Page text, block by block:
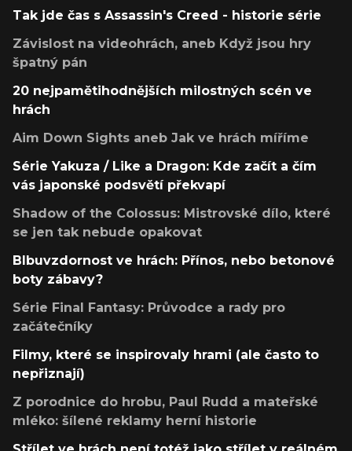
Tak jde čas s Assassin's Creed - historie série
Závislost na videohrách, aneb Když jsou hry
špatný pán
20 nejpamětihodnějších milostných scén ve
hrách
Aim Down Sights aneb Jak ve hrách míříme
Série Yakuza / Like a Dragon: Kde začít a čím
vás japonské podsvětí překvapí
Shadow of the Colossus: Mistrovské dílo, které
se jen tak nebude opakovat
Blbuvzdornost ve hrách: Přínos, nebo betonové
boty zábavy?
Série Final Fantasy: Průvodce a rady pro
začátečníky
Filmy, které se inspirovaly hrami (ale často to
nepřiznají)
Z porodnice do hrobu, Paul Rudd a mateřské
mléko: šílené reklamy herní historie